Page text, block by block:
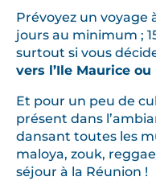
Prévoyez un voyage
jours au minimum ;
surtout si vous
vers l’Ile Maurice
Et pour un peu de
présent dans
dansant toutes les
maloya, zouk,
séjour à la Réunion !